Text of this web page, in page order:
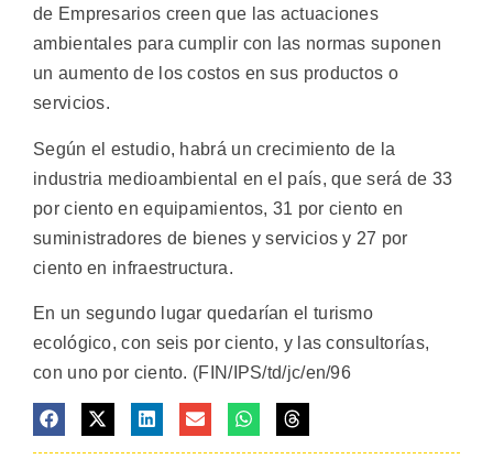
de Empresarios creen que las actuaciones
ambientales para cumplir con las normas suponen
un aumento de los costos en sus productos o
servicios.
Según el estudio, habrá un crecimiento de la
industria medioambiental en el país, que será de 33
por ciento en equipamientos, 31 por ciento en
suministradores de bienes y servicios y 27 por
ciento en infraestructura.
En un segundo lugar quedarían el turismo
ecológico, con seis por ciento, y las consultorías,
con uno por ciento. (FIN/IPS/td/jc/en/96